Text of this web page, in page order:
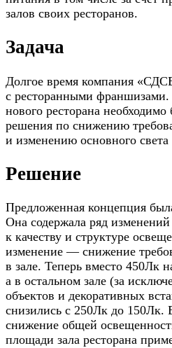
залов своих ресторанов.
Задача
Долгое время компания
с ресторанными франшизами.
нового ресторана
решения по снижению
и изменению основного света
Решение
Предложенная концепция
Она содержала ряд
к качеству и структуре
изменение — снижение
в зале. Теперь вместо 450Лк
а в остальном зале (за
объектов и декоративных
снизились с 250Лк до 150Лк.
снижение общей
площади зала ресторана